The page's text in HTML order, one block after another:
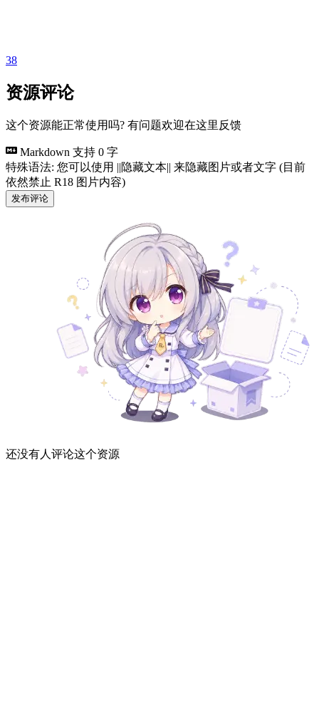
38
资源评论
这个资源能正常使用吗? 有问题欢迎在这里反馈
Markdown 支持 0 字
特殊语法: 您可以使用 ||隐藏文本|| 来隐藏图片或者文字 (目前
依然禁止 R18 图片内容)
发布评论
还没有人评论这个资源